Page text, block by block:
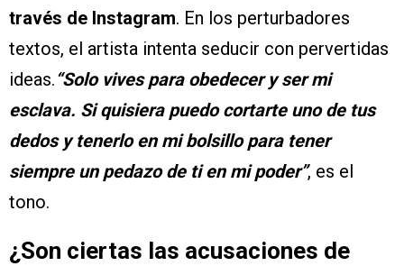
través de Instagram. En los perturbadores
textos, el artista intenta seducir con pervertidas
ideas.“Solo vives para obedecer y ser mi
esclava. Si quisiera puedo cortarte uno de tus
dedos y tenerlo en mi bolsillo para tener
siempre un pedazo de ti en mi poder”, es el
tono.
¿Son ciertas las acusaciones de